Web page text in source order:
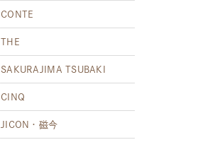
CONTE
THE
SAKURAJIMA TSUBAKI
CINQ
JICON・磁今